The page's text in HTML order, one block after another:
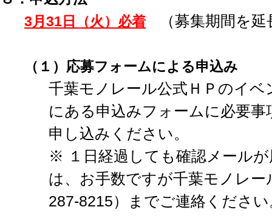
3月31 日（火）必着 （募集期間を
（１） 応募フォームによる申込み
千葉モノレール公式ＨＰのイベ
にある申込みフォームに必要事
申し込みください。
※ １日経過しても確認メール
は、お手数ですが千葉モノレー
287-8215）までご連絡ください